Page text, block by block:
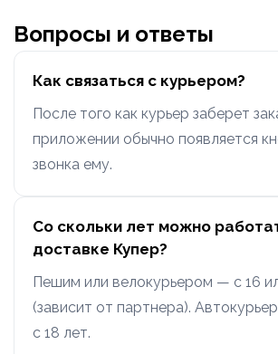
Вопросы и ответы
Как связаться с курьером?
После того как курьер заберет
приложении обычно появляется
звонка ему.
Со скольки лет можно
доставке Купер?
Пешим или велокурьером — с 16
(зависит от партнера).
с 18 лет.